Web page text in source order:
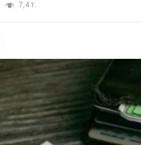
7,4 т.